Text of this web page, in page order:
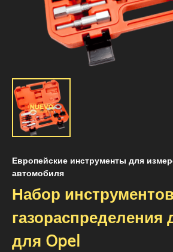
Европейские инструменты для
автомобиля
Набор
газораспределения
для Opel